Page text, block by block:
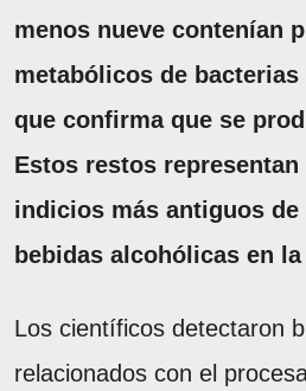
menos nueve contenían
metabólicos de
que confirma que se
Estos restos
indicios más antiguos
bebidas alcohólicas en
Los científicos detectaron
relacionados con el